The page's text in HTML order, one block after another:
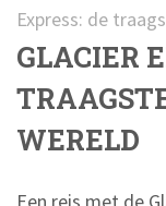
Express: de
GLACIER
WERELD